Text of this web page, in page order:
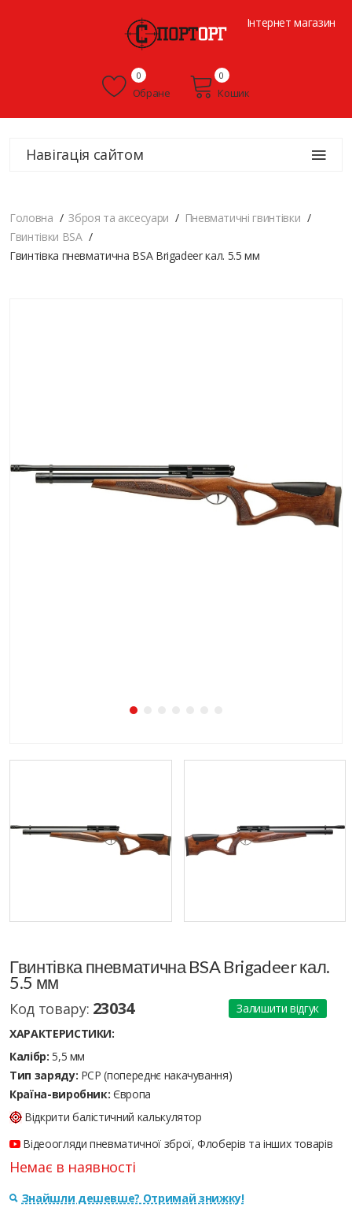
Інтернет магазин
Обране
0
Кошик
0
Навігація сайтом
Головна Зброя та аксесуари
Пневматичні гвинтівки
Гвинтівки BSA
Гвинтівка пневматична BSA Brigadeer кал. 5.5 мм
Гвинтівка пневматична BSA Brigadeer кал.
5.5 мм
Код товару: 23034
Залишити відгук
ХАРАКТЕРИСТИКИ:
Калібр: 5,5 мм
Тип заряду: PCP (попереднє накачування)
Країна-виробник: Європа
Відкрити балістичний калькулятор
Відеоогляди пневматичної зброї, Флоберів та інших товарів
Немає в наявності
Знайшли дешевше? Отримай знижку!